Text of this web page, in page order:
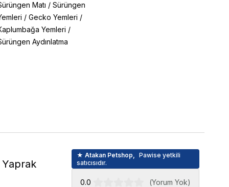
Matı / Sürüngen
/ Gecko Yemleri /
Yemleri /
Aydınlatma
Yaprak
★ Atakan Petshop,
Pawise yetkili
satıcısıdır.
0.0 (Yorum Yok)